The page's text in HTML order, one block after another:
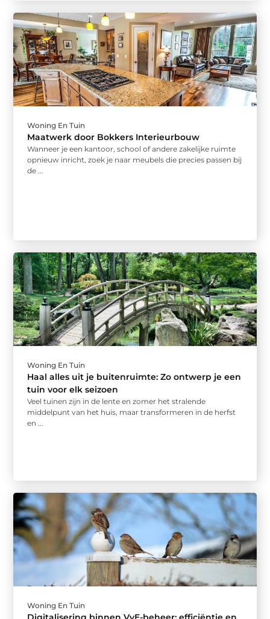
Woning En Tuin
Maatwerk door Bokkers Interieurbouw
Wanneer je een kantoor, school of andere zakelijke ruimte
opnieuw inricht, zoek je naar meubels die precies passen bij
de ...
Woning En Tuin
Haal alles uit je buitenruimte: Zo ontwerp je een
tuin voor elk seizoen
Veel tuinen zijn in de lente en zomer het stralende
middelpunt van het huis, maar transformeren in de herfst
en ...
Woning En Tuin